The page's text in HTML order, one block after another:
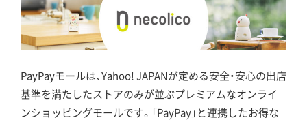
PayPayモールは、Yahoo! JAPANが定める安全・安心の出店
基準を満たしたストアのみが並ぶプレミアムなオンライ
ンショッピングモールです。「PayPay」と連携したお得な